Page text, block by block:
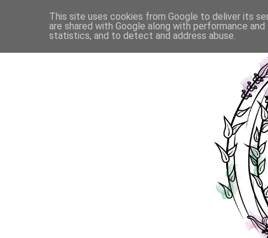
This site uses cookies from Google to deliver its
are shared with Google along with performance
statistics, and to detect and address abuse.